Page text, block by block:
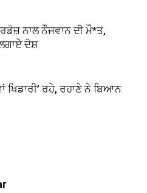
ਨਾਲ ਨੌਜਵਾਨ ਦੀ ਮੌ*ਤ,
ਦੋਸ਼
ਖਿਡਾਰੀ’ ਰਹੇ, ਰਹਾਣੇ ਨੇ ਬਿਆਨ